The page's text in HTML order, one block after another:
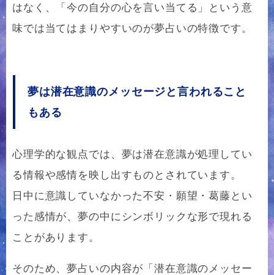
はなく、「今の自分の心を言い当てる」という意
味では当てはまりやすいのが夢占いの特徴です。
夢は潜在意識のメッセージと言われること
もある
心理学的な観点では、夢は潜在意識が処理してい
る情報や感情を映し出すものとされています。
日中に意識していなかった不安・願望・葛藤とい
った感情が、夢の中にシンボリックな形で現れる
ことがあります。
そのため、夢占いの内容が「潜在意識のメッセー